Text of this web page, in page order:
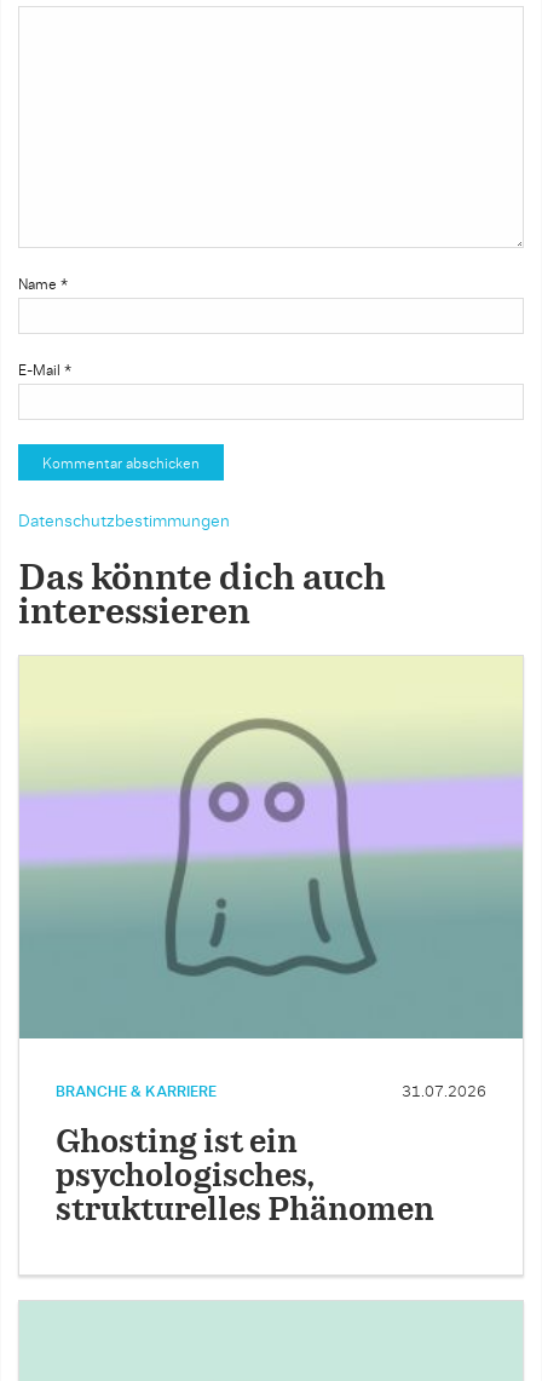
Name *
E-Mail *
Datenschutzbestimmungen
Das könnte dich auch
interessieren
BRANCHE & KARRIERE 31.07.2026
Ghosting ist ein
psychologisches,
strukturelles Phänomen